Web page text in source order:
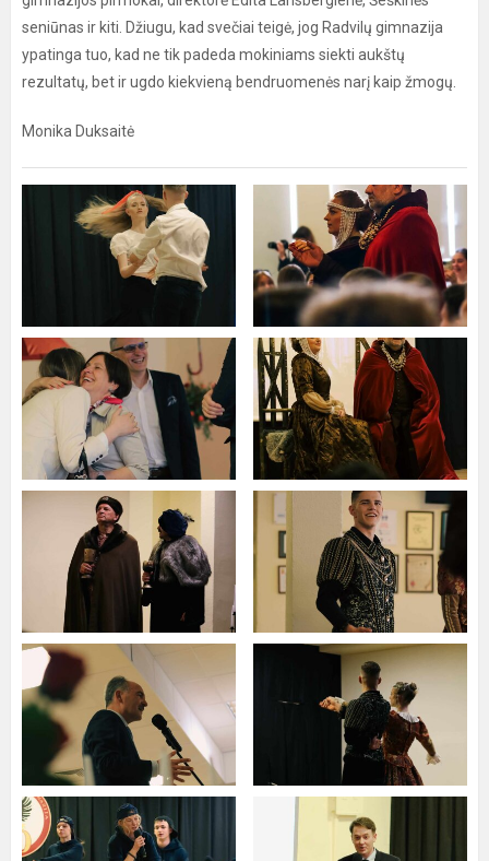
seniūnas ir kiti. Džiugu, kad svečiai teigė, jog Radvilų gimnazija
ypatinga tuo, kad ne tik padeda mokiniams siekti aukštų
rezultatų, bet ir ugdo kiekvieną bendruomenės narį kaip žmogų.
Monika Duksaitė